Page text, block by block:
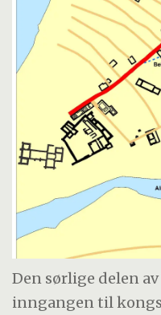
Den sørlige delen
inngangen til